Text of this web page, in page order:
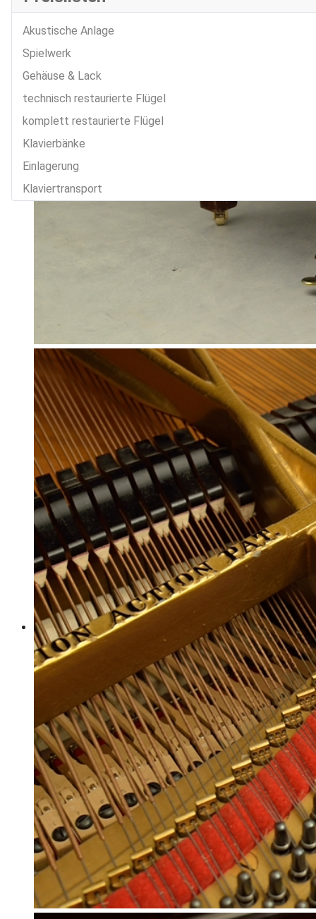
Akustische Anlage
Spielwerk
Gehäuse & Lack
technisch restaurierte Flügel
komplett restaurierte Flügel
Klavierbänke
Einlagerung
Klaviertransport